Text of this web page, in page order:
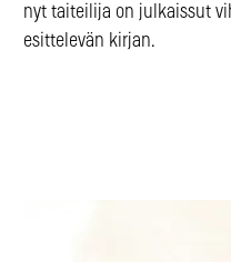
nyt taiteilija on julkaissut
esittelevän kirjan.